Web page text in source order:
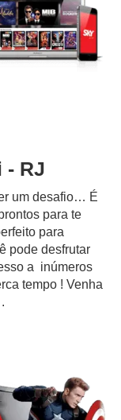
- RJ
um desafio… É
para te
para
pode desfrutar
a inúmeros
tempo ! Venha